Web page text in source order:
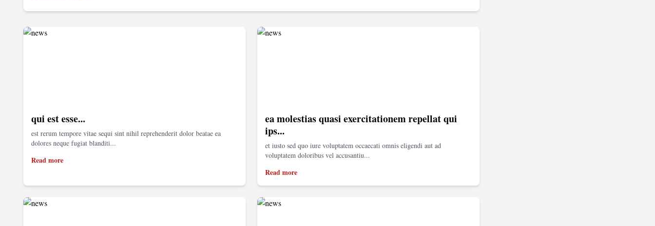
qui est esse...
est rerum tempore vitae sequi sint nihil reprehenderit dolor beatae ea
dolores neque fugiat blanditi...
Read more
ea molestias quasi exercitationem repellat qui
ips...
et iusto sed quo iure voluptatem occaecati omnis eligendi aut ad
voluptatem doloribus vel accusantiu...
Read more